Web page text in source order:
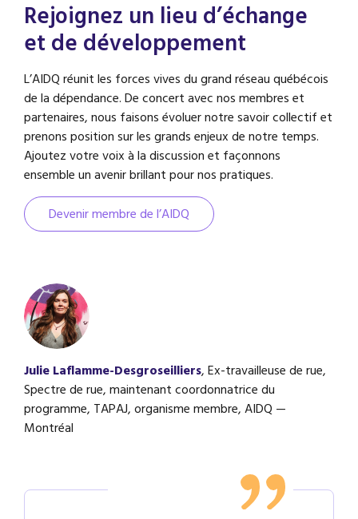
Rejoignez un lieu d’échange
et de développement
L’AIDQ réunit les forces vives du grand réseau québécois
de la dépendance. De concert avec nos membres et
partenaires, nous faisons évoluer notre savoir collectif et
prenons position sur les grands enjeux de notre temps.
Ajoutez votre voix à la discussion et façonnons
ensemble un avenir brillant pour nos pratiques.
Devenir membre de l’AIDQ
Julie Laflamme-Desgroseilliers, Ex-travailleuse de rue,
Spectre de rue, maintenant coordonnatrice du
programme, TAPAJ, organisme membre, AIDQ —
Montréal